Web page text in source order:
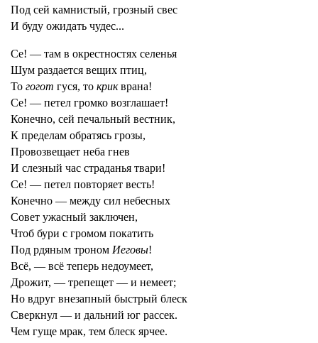
Под сей камнистый, грозный свес
И буду ожидать чудес...
Се! — там в окрестностях селенья
Шум раздается вещих птиц,
То гогот гуся, то крикврана!
Се! — петел громко возглашает!
Конечно, сей печальный вестник,
К пределам обратясь грозы,
Провозвещает неба гнев
И слезный час страданья твари!
Се! — петел повторяет весть!
Конечно — между сил небесных
Совет ужасный заключен,
Чтоб бури с громом покатить
Под рдяным троном Иеговы!
Всё, — всё теперь недоумеет,
Дрожит, — трепещет — и немеет;
Но вдруг внезапный быстрый блеск
Сверкнул — и дальний юг рассек.
Чем гуще мрак, тем блеск ярчее.